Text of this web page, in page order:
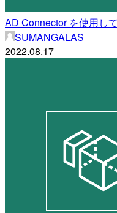
AD Connector を使用し
SUMANGALAS
2022.08.17